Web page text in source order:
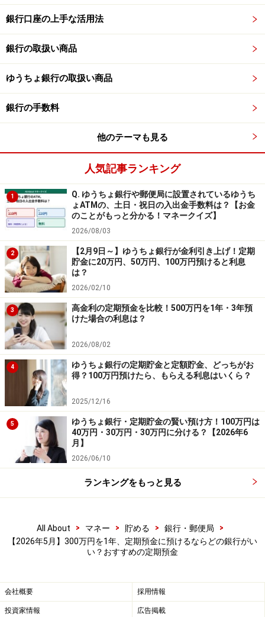
金利：1.039％
預入金額：10万円以上（1円単位）
※新たに預け入れる資金が対象。
商品名：スーパー定期預金
預入期間：1年
預入金額：1円以上1000万円未満（1円単位）
※新規口座開設であれば、「4周年記念 新規口座開設者限
定！定期預金キャンペーン」が利用でき、金利が年
1.25％となる。
2025年10月1日～2026年5月31日に新規口座を開設し、
2026年2月12日～5月31日のキャンペーン期間中に1年も
の「Anniversary定期預金」へ新規で預け入れることが条
件。「Anniversary定期預金」は1人1口座のみで、預入金
額は1円以上500万円以下。募集総額500億円に到達した
時点で取扱終了。
⑦徳島大正銀行 とくぎんネット支店
商品名：ネット支店スーパーとくとく定期預金
金利：1.00％
預入期間：1年
※1人300万円まで。
銀行口座の上手な活用法
銀行の取扱い商品
ゆうちょ銀行の取扱い商品
銀行の手数料
他のテーマも見る
人気記事ランキング
1
Q. ゆうちょ銀行や郵便局に設置されているゆうち
ょATMの、土日・祝日の入出金手数料は？【お金
のことがもっと分かる！マネークイズ】
2026/08/03
2
【2月9日～】ゆうちょ銀行が金利引き上げ！定期
貯金に20万円、50万円、100万円預けると利息
は？
2026/02/10
3
高金利の定期預金を比較！500万円を1年・3年預
けた場合の利息は？
2026/08/02
4
ゆうちょ銀行の定期貯金と定額貯金、どっちがお
得？100万円預けたら、もらえる利息はいくら？
2025/12/16
5
ゆうちょ銀行・定期貯金の賢い預け方！100万円は
40万円・30万円・30万円に分ける？【2026年6
月】
2026/06/10
ランキングをもっと見る
All About > マネー > 貯める > 銀行・郵便局
>
【2026年5月】300万円を1年、定期預金に預けるならどの銀行がい
い？おすすめの定期預金
会社概要 採用情報
投資家情報 広告掲載